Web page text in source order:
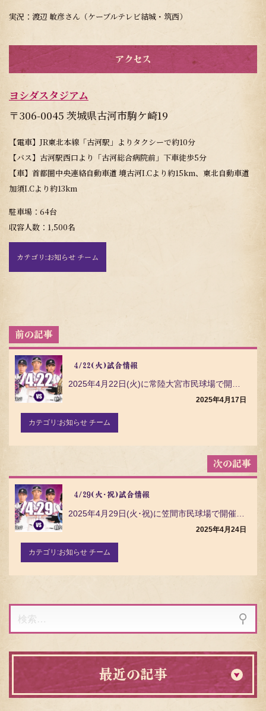
実況：渡辺 敏彦さん（ケーブルテレビ結城・筑西）
アクセス
ヨシダスタジアム
〒306-0045 茨城県古河市駒ケ崎19
【電車】JR東北本線「古河駅」よりタクシーで約10分
【バス】古河駅西口より「古河総合病院前」下車徒歩5分
【車】首都圏中央連絡自動車道 境古河I.Cより約15km、東北自動車道
加須I.Cより約13km
駐車場：64台
収容人数：1,500名
カテゴリ:お知らせ チーム
投
稿
ナ
ビ
ゲ
ー
シ
4/22(火)試合情報
2025年4月22日(火)に常陸大宮市民球場で開催する、栃木ゴールデンブレーブスとの公式戦についてご…
2025年4月17日
カテゴリ:お知らせ チーム
4/29(火･祝)試合情報
2025年4月24日
カテゴリ:お知らせ チーム
索:
最近の記事